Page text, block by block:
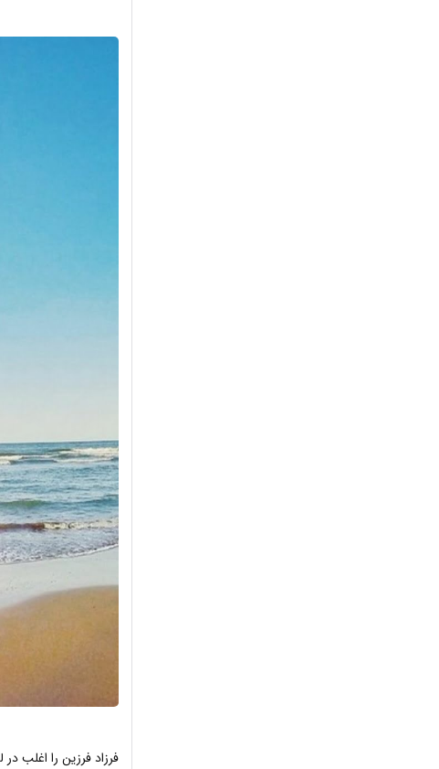
فرزاد فرزین را اغلب